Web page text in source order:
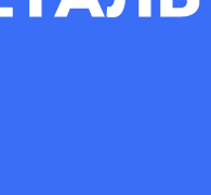
алюминий